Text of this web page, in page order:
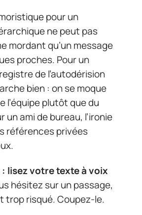
pour un
ne peut pas
mordant qu’un message
proches. Pour un
de l’autodérision
bien : on se moque
l’équipe plutôt que du
un ami de bureau, l’ironie
références privées
lisez votre texte à voix
hésitez sur un passage,
trop risqué. Coupez-le.